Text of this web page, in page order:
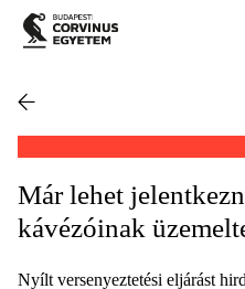
Már lehet
kávézóinak
Nyílt versenyeztetési eljárást